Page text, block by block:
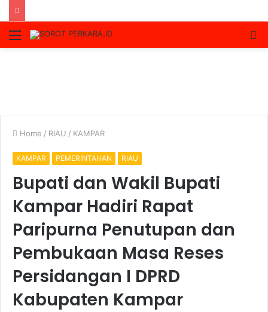
Menu
Home / RIAU / KAMPAR
KAMPAR PEMERINTAHAN RIAU
Bupati dan Wakil Bupati
Kampar Hadiri Rapat
Paripurna Penutupan dan
Pembukaan Masa Reses
Persidangan I DPRD
Kabupaten Kampar